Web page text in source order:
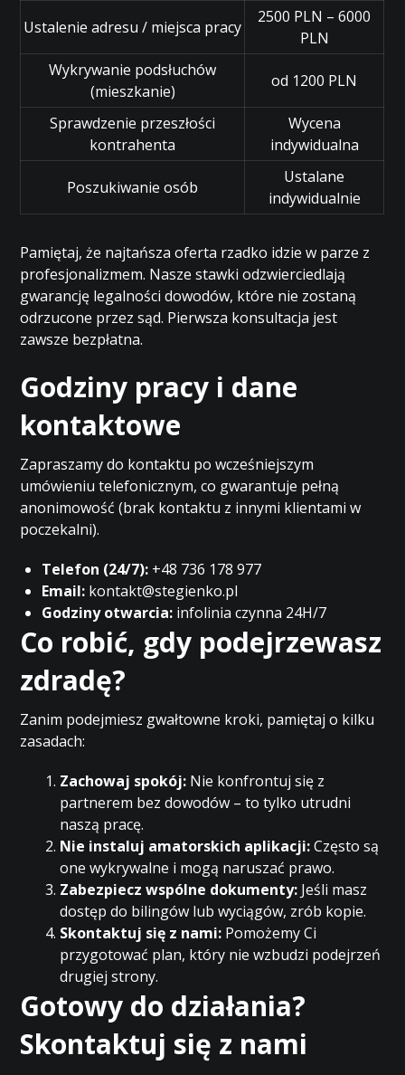
Ustalenie adresu / miejsca pracy
2500 PLN – 6000
PLN
Wykrywanie podsłuchów
(mieszkanie)
od 1200 PLN
Sprawdzenie przeszłości
kontrahenta
Wycena
indywidualna
Poszukiwanie osób
Ustalane
indywidualnie
Pamiętaj, że najtańsza oferta rzadko idzie w parze z
profesjonalizmem. Nasze stawki odzwierciedlają
gwarancję legalności dowodów, które nie zostaną
odrzucone przez sąd. Pierwsza konsultacja jest
zawsze bezpłatna.
Godziny pracy i dane
kontaktowe
Zapraszamy do kontaktu po wcześniejszym
umówieniu telefonicznym, co gwarantuje pełną
anonimowość (brak kontaktu z innymi klientami w
poczekalni).
Telefon (24/7): +48 736 178 977
Email: kontakt@stegienko.pl
Godziny otwarcia: infolinia czynna 24H/7
Co robić, gdy podejrzewasz
zdradę?
Zanim podejmiesz gwałtowne kroki, pamiętaj o kilku
zasadach:
Zachowaj spokój: Nie konfrontuj się z
partnerem bez dowodów – to tylko utrudni
naszą pracę.
Nie instaluj amatorskich aplikacji:Często są
one wykrywalne i mogą naruszać prawo.
Zabezpiecz wspólne dokumenty: Jeśli masz
dostęp do bilingów lub wyciągów, zrób kopie.
Skontaktuj się z nami: Pomożemy Ci
przygotować plan, który nie wzbudzi podejrzeń
drugiej strony.
Gotowy do działania?
Skontaktuj się z nami